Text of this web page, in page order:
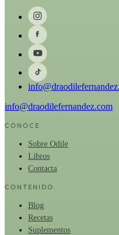
info@draodilefernandez.com
CONOCE
Sobre Odile
Libros
Contacta
CONTENIDO
Blog
Recetas
Suplementos